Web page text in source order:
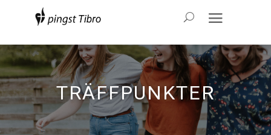
TRÄFFPUNKTER